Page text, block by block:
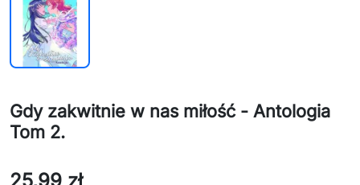
Gdy zakwitnie w nas miłość - Antologia
Tom 2.